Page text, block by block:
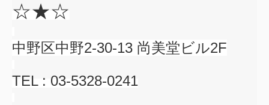
☆★☆
中野区中野2-30-13 尚美堂ビル2F
TEL : 03-5328-0241